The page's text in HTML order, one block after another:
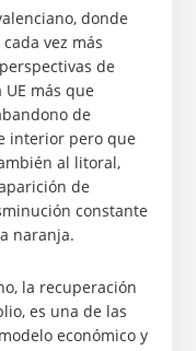
donde
vez más
de
más que
de
interior pero que
al litoral,
de
constante
naranja.
la recuperación
es una de las
económico y